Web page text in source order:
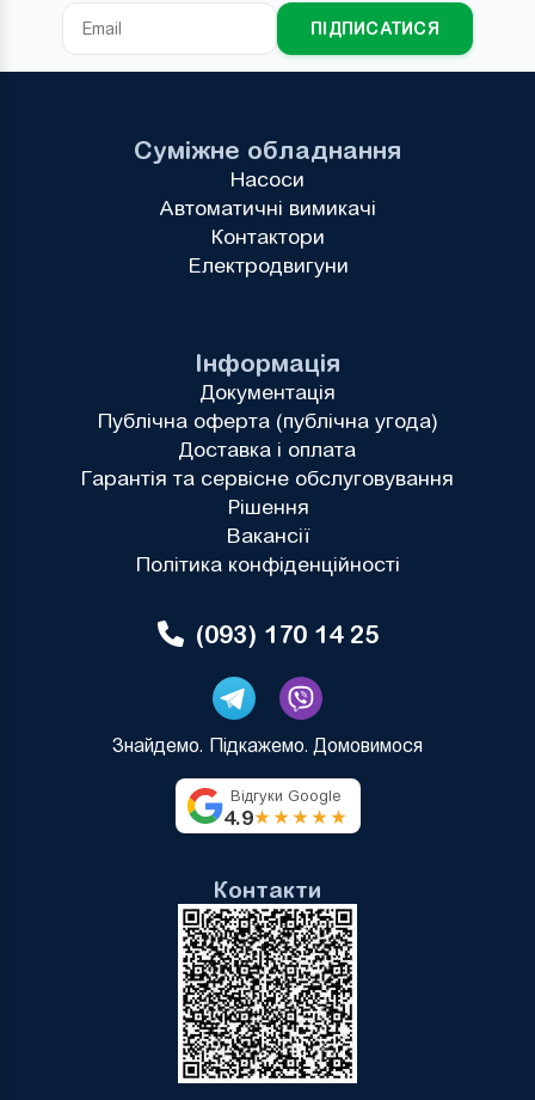
ПІДПИСАТИСЯ
Інформація
Документація
Публічна оферта (публічна угода)
Доставка і оплата
Гарантія та сервісне обслуговування
Рішення
Вакансії
Політика конфіденційності
Суміжне обладнання
Насоси
Автоматичні вимикачі
Контактори
Електродвигуни
(093) 170 14 25
Знайдемо. Підкажемо. Домовимося
Відгуки Google
4.9★★★★★
Контакти